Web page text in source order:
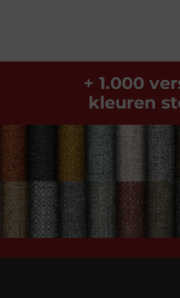
+ 1.000
kleuren